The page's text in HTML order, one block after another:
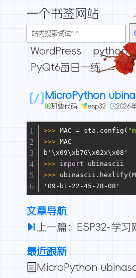
一个书签网站
WordPress
python
PyQt6每日一练
MicroPython
那些代码 esp32 2026
>>> MAC = sta.config(
>>> MAC
b'\x09\xb7G\x02x\x08'
>>> import ubinascii
>>>
'09-b1-22-45-78-08'
文章导航
上一篇：ESP32-学习
最近跟新
MicroPython